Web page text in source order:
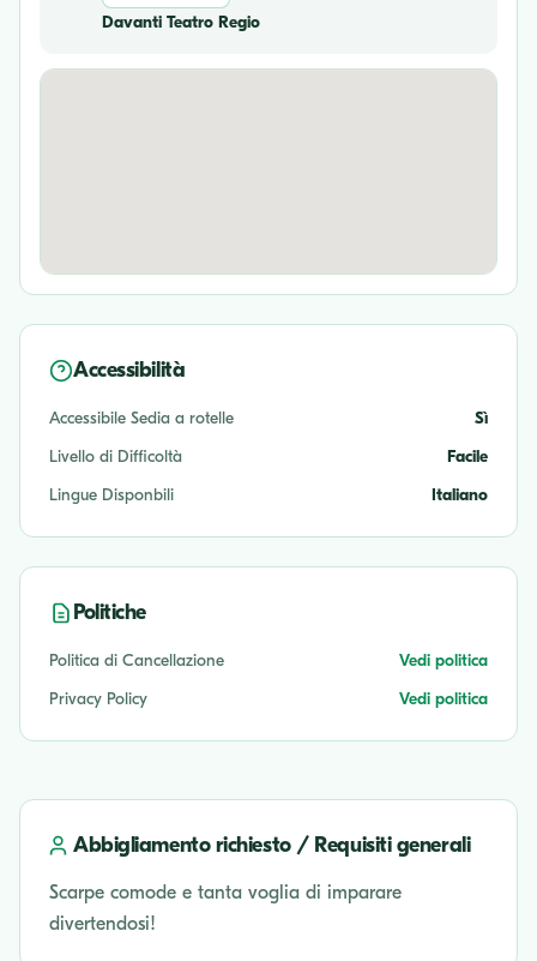
Davanti Teatro Regio
Accessibilità
Accessibile Sedia a rotelle
Sì
Livello di Difficoltà
Facile
Lingue Disponbili
Italiano
Politiche
Politica di Cancellazione
Vedi politica
Privacy Policy
Vedi politica
Abbigliamento richiesto / Requisiti generali
Scarpe comode e tanta voglia di imparare
divertendosi!